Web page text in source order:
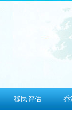
移民评估 乔